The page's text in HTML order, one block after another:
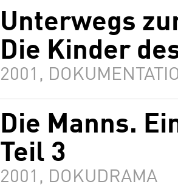
Unterwegs
Die Kinder
2001,
Die Manns.
Teil 3
2001, DOKUDRAMA